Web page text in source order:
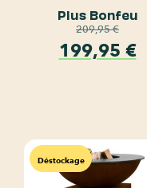
Plus Bonfeu
209,95€
199,95 €
Déstockage